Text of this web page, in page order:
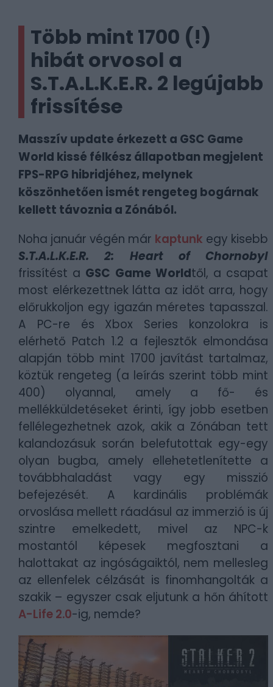
Több mint 1700 (!)
hibát orvosol a
S.T.A.L.K.E.R. 2 legújabb
frissítése
Masszív update érkezett a GSC Game
World kissé félkész állapotban megjelent
FPS-RPG hibridjéhez, melynek
köszönhetően ismét rengeteg bogárnak
kellett távoznia a Zónából.
Noha január végén már kaptunk egy kisebb
S.T.A.L.K.E.R. 2: Heart of Chornobyl
frissítést a GSC Game Worldtől, a csapat
most elérkezettnek látta az időt arra, hogy
előrukkoljon egy igazán méretes tapasszal.
A PC-re és Xbox Series konzolokra is
elérhető Patch 1.2 a fejlesztők elmondása
alapján több mint 1700 javítást tartalmaz,
köztük rengeteg (a leírás szerint több mint
400) olyannal, amely a fő- és
mellékküldetéseket érinti, így jobb esetben
fellélegezhetnek azok, akik a Zónában tett
kalandozásuk során belefutottak egy-egy
olyan bugba, amely ellehetetlenítette a
továbbhaladást vagy egy misszió
befejezését. A kardinális problémák
orvoslása mellett ráadásul az immerzió is új
szintre emelkedett, mivel az NPC-k
mostantól képesek megfosztani a
halottakat az ingóságaiktól, nem mellesleg
az ellenfelek célzását is finomhangolták a
szakik – egyszer csak eljutunk a hőn áhított
A-Life 2.0-ig, nemde?